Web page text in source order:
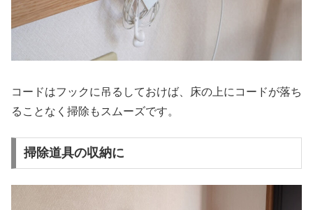
コードはフックに吊るしておけば、床の上にコードが落ち
ることなく掃除もスムーズです。
掃除道具の収納に